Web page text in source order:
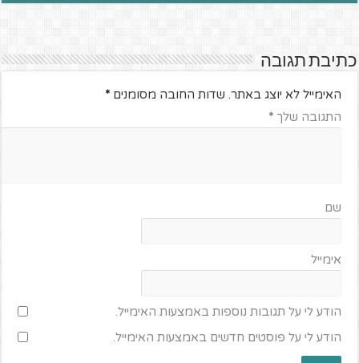
כתיבת תגובה
האימייל לא יוצג באתר. שדות החובה מסומנים*
התגובה שלך*
שם
אימייל
הודע לי על תגובות נוספות באמצעות האימייל.
הודע לי על פוסטים חדשים באמצעות האימייל.